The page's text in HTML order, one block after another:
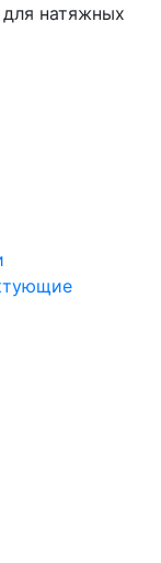
натяжных